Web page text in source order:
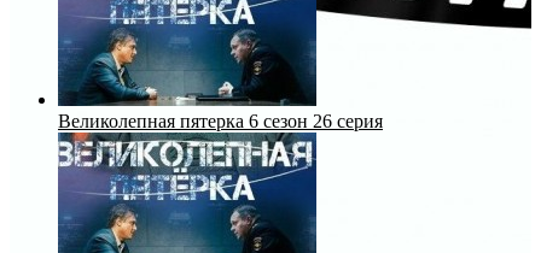
Великолепная пятерка 6 сезон 26 серия